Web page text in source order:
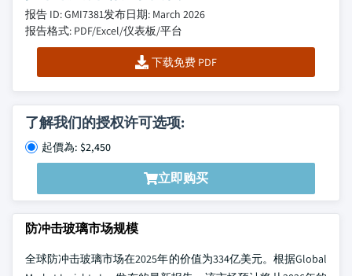
报告 ID: GMI7381发布日期: March 2026
报告格式: PDF/Excel/仪表板/平台
下载免费 PDF
了解我们的授权许可选项:
起價為: $2,450
立即购买
防冲击玻璃市场规模
全球防冲击玻璃市场在2025年的价值为334亿美元。根据Global